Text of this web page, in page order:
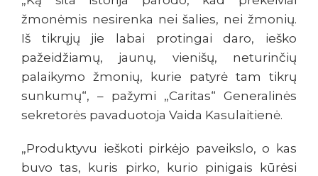
žmonėmis nesirenka nei šalies, nei žmonių.
Iš tikrųjų jie labai protingai daro, ieško
pažeidžiamų, jaunų, vienišų, neturinčių
palaikymo žmonių, kurie patyrė tam tikrų
sunkumų“, – pažymi „Caritas“ Generalinės
sekretorės pavaduotoja Vaida Kasulaitienė.
„Produktyvu ieškoti pirkėjo paveikslo, o kas
buvo tas, kuris pirko, kurio pinigais kūrėsi